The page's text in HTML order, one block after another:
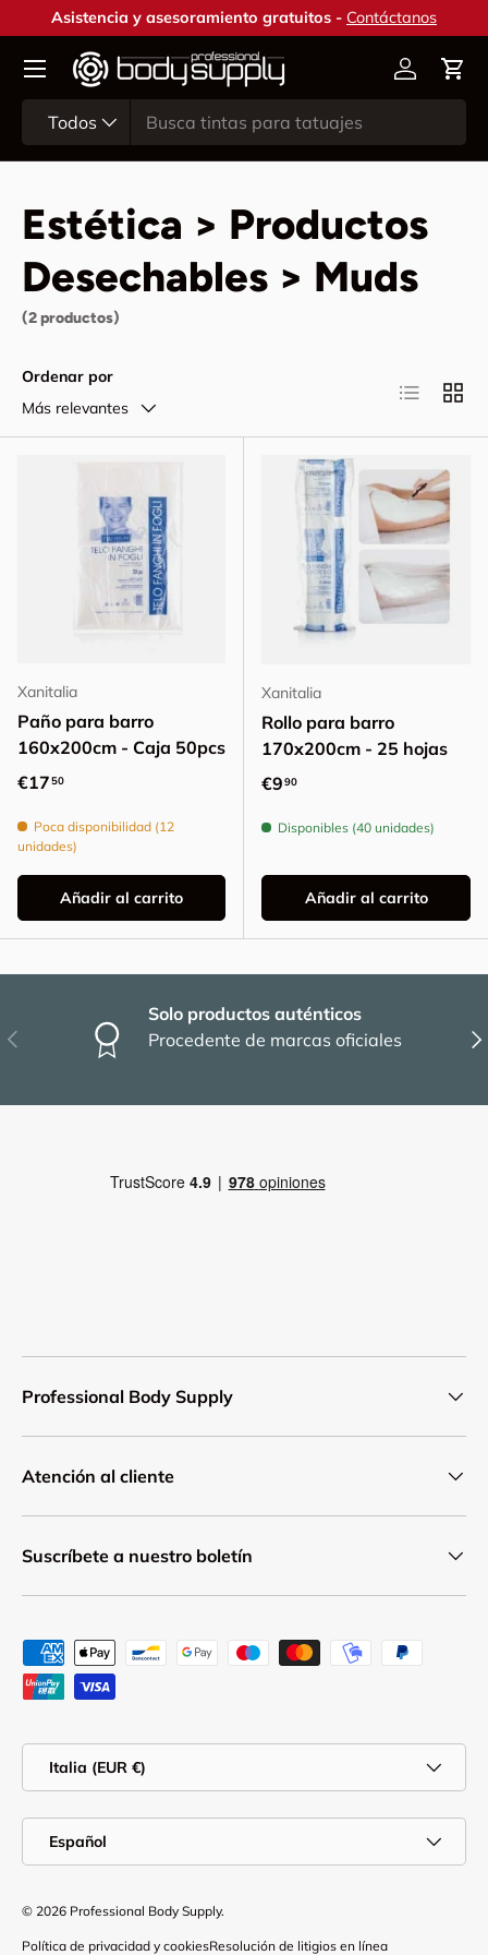
Ir al contenido
Asistencia y asesoramiento gratuitos - Contáctanos
Todos
Cuenta
Estética > Productos
Desechables > Muds
(2 productos)
Ordenar por
Más relevantes
Lista
Xanitalia
Paño para barro
160x200cm - Caja 50pcs
Precio normal
€1750
Poca disponibilidad (12
unidades)
Añadir al carrito
Xanitalia
Rollo para barro
170x200cm - 25 hojas
Precio normal
€990
Disponibles (40 unidades)
Añadir al carrito
Anterior
Solo productos auténticos
Procedente de marcas oficiales
Professional Body Supply
Atención al cliente
Suscríbete a nuestro boletín
Formas de pago aceptadas
Italia (EUR €)
Español
© 2026 Professional Body Supply.
Política de privacidad y cookiesResolución de litigios en línea